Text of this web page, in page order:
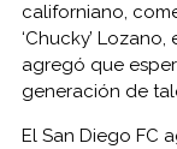
californiano,
‘Chucky’
agregó que
generación de
El San Diego FC